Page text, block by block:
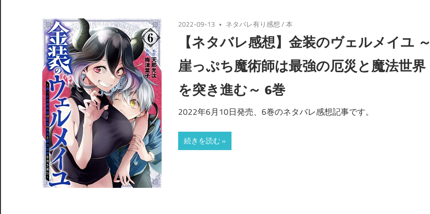
2022-09-13 ネタバレ有り感想/本
【ネタバレ感想】金装のヴェルメイユ ～
崖っぷち魔術師は最強の厄災と魔法世界
を突き進む～ 6巻
2022年6月10日発売、6巻のネタバレ感想記事です。
続きを読む »